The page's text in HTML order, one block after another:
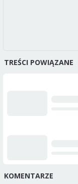
TREŚCI POWIĄZANE
KOMENTARZE